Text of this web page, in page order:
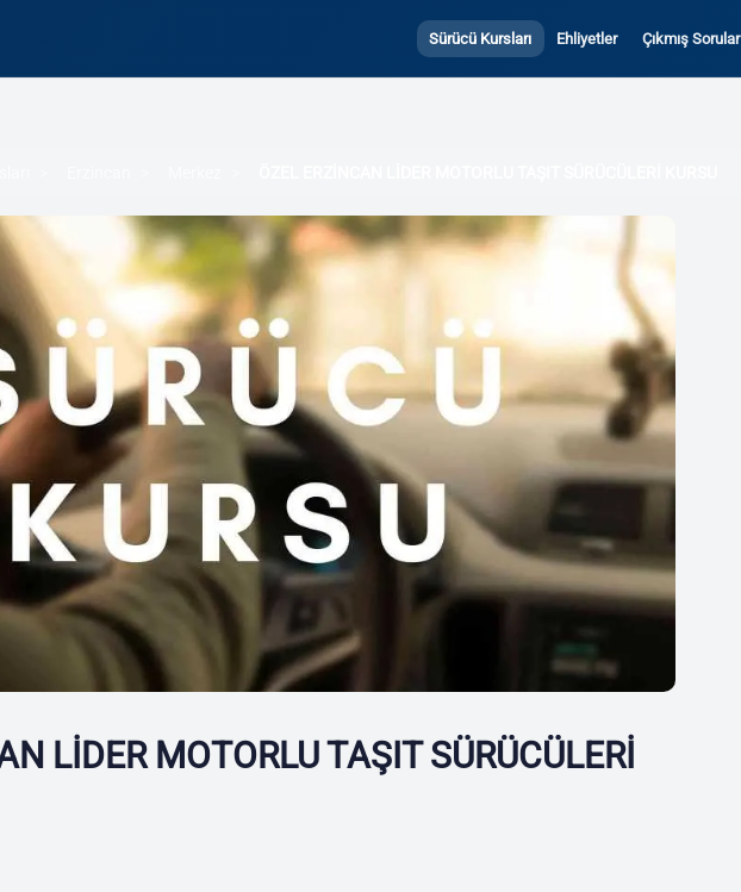
Sürücü Kursları Ehliyetler Çıkmış Sorular
LİDER MOTORLU TAŞIT SÜRÜCÜLERİ